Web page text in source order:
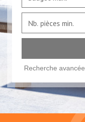
Recherche avancée